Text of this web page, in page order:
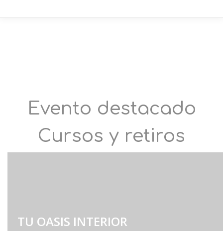
Evento destacado
Cursos y retiros
TU OASIS INTERIOR